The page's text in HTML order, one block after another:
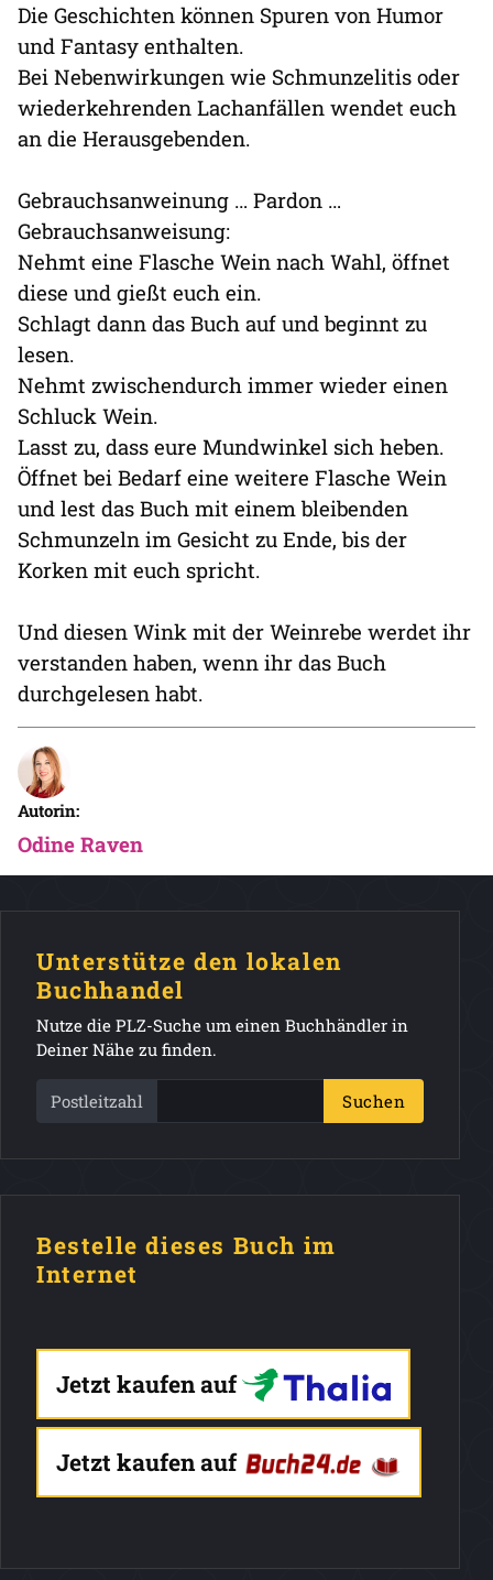
Die Geschichten können Spuren von Humor
und Fantasy enthalten.
Bei Nebenwirkungen wie Schmunzelitis oder
wiederkehrenden Lachanfällen wendet euch
an die Herausgebenden.
Gebrauchsanweinung … Pardon …
Gebrauchsanweisung:
Nehmt eine Flasche Wein nach Wahl, öffnet
diese und gießt euch ein.
Schlagt dann das Buch auf und beginnt zu
lesen.
Nehmt zwischendurch immer wieder einen
Schluck Wein.
Lasst zu, dass eure Mundwinkel sich heben.
Öffnet bei Bedarf eine weitere Flasche Wein
und lest das Buch mit einem bleibenden
Schmunzeln im Gesicht zu Ende, bis der
Korken mit euch spricht.
Und diesen Wink mit der Weinrebe werdet ihr
verstanden haben, wenn ihr das Buch
durchgelesen habt.
Autorin:
Odine Raven
Unterstütze den lokalen
Buchhandel
Nutze die PLZ-Suche um einen Buchhändler in
Deiner Nähe zu finden.
Postleitzahl Suchen
Bestelle dieses Buch im
Internet
Jetzt kaufen auf
Jetzt kaufen auf